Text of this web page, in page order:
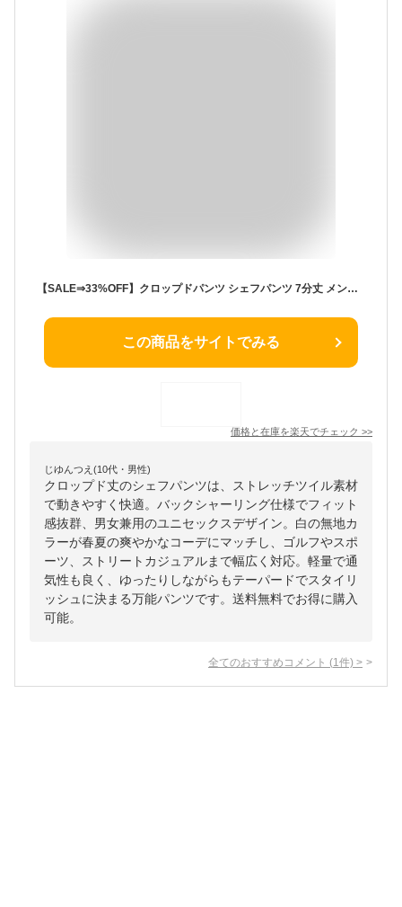
【SALE⇒33%OFF】クロップドパンツ シェフパンツ 7分丈 メンズ レディース テーパード カラーパンツ 白 無地 ストレッチツイル バックシャーリング ゴルフ スポーツ ストリート カジュアル 春夏 ユニセックス ゆうパケット 送料無料 1738
この商品をサイトでみる
価格と在庫を楽天でチェック >>
じゆんつえ(10代・男性)
クロップド丈のシェフパンツは、ストレッチツイル素材
で動きやすく快適。バックシャーリング仕様でフィット
感抜群、男女兼用のユニセックスデザイン。白の無地カ
ラーが春夏の爽やかなコーデにマッチし、ゴルフやスポ
ーツ、ストリートカジュアルまで幅広く対応。軽量で通
気性も良く、ゆったりしながらもテーパードでスタイリ
ッシュに決まる万能パンツです。送料無料でお得に購入
可能。
全てのおすすめコメント (1 件) >